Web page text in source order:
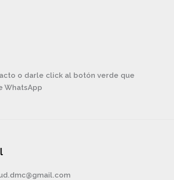
o darle click al botón verde que
WhatsApp